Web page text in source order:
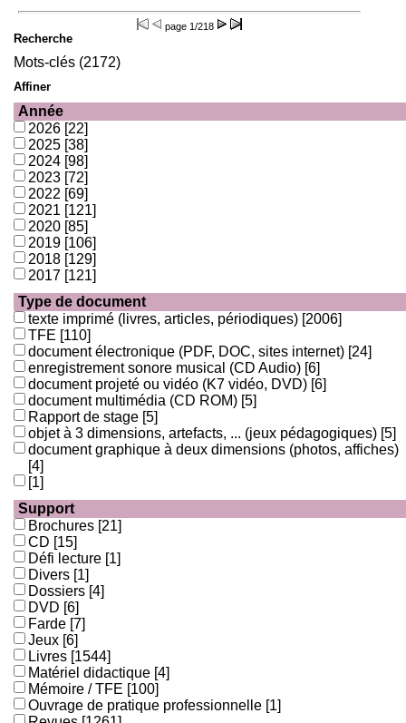
page 1/218
Recherche
Mots-clés (2172)
Affiner
Année
2026 [22]
2025 [38]
2024 [98]
2023 [72]
2022 [69]
2021 [121]
2020 [85]
2019 [106]
2018 [129]
2017 [121]
Type de document
texte imprimé (livres, articles, périodiques) [2006]
TFE [110]
document électronique (PDF, DOC, sites internet) [24]
enregistrement sonore musical (CD Audio) [6]
document projeté ou vidéo (K7 vidéo, DVD) [6]
document multimédia (CD ROM) [5]
Rapport de stage [5]
objet à 3 dimensions, artefacts, ... (jeux pédagogiques) [5]
document graphique à deux dimensions (photos, affiches)
[4]
[1]
Support
Brochures [21]
CD [15]
Défi lecture [1]
Divers [1]
Dossiers [4]
DVD [6]
Farde [7]
Jeux [6]
Livres [1544]
Matériel didactique [4]
Mémoire / TFE [100]
Ouvrage de pratique professionnelle [1]